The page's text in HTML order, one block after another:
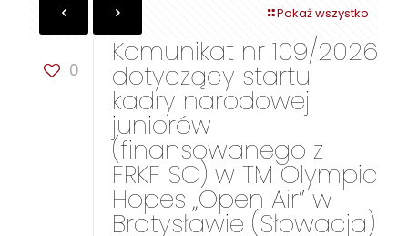
Pokaż wszystko
0
Komunikat nr 109/2026
dotyczący startu
kadry narodowej
juniorów
(finansowanego z
FRKF SC) w TM Olympic
Hopes „Open Air” w
Bratysławie (Słowacja)